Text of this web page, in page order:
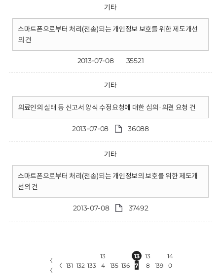
기타
스마트폰으로부터 처리(전송)되는 개인정보 보호를 위한 제도개선
의 건
2013-07-08 35521
기타
의료인의 실태 등 신고서 양식 수정요청에 대한 심의·의결 요청 건
2013-07-08 36088
기타
스마트폰으로부터 처리(전송)되는 개인정보의 보호를 위한 제도개
선의 건
2013-07-08 37492
〈
〈
〈 131 132 133
13
4
135 136
13
7
13
8
139
14
0